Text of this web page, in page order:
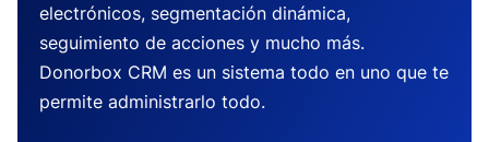
electrónicos, segmentación dinámica,
seguimiento de acciones y mucho más.
Donorbox CRM es un sistema todo en uno que te
permite administrarlo todo.